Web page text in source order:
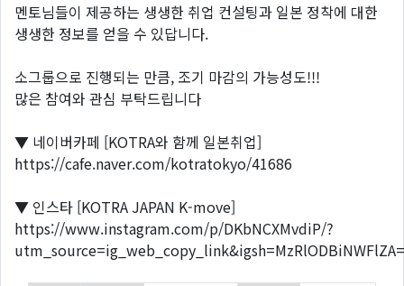
멘토님들이 제공하는 생생한 취업 컨설팅과 일본 정착에 대한
생생한 정보를 얻을 수 있답니다.
소그룹으로 진행되는 만큼, 조기 마감의 가능성도!!!
많은 참여와 관심 부탁드립니다
▼ 네이버카페 [KOTRA와 함께 일본취업]
https://cafe.naver.com/kotratokyo/41686
▼ 인스타 [KOTRA JAPAN K-move]
https://www.instagram.com/p/DKbNCXMvdiP/?